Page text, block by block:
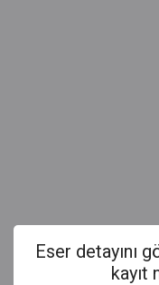
Eser detayını
kayıt